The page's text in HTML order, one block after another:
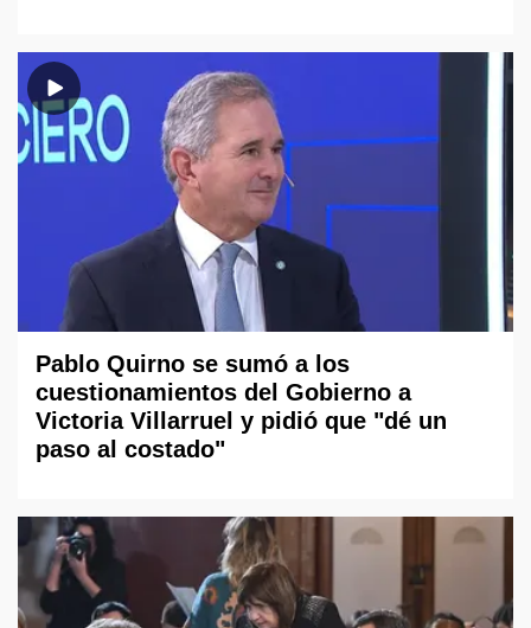
Pablo Quirno se sumó a los
cuestionamientos del Gobierno a
Victoria Villarruel y pidió que "dé un
paso al costado"